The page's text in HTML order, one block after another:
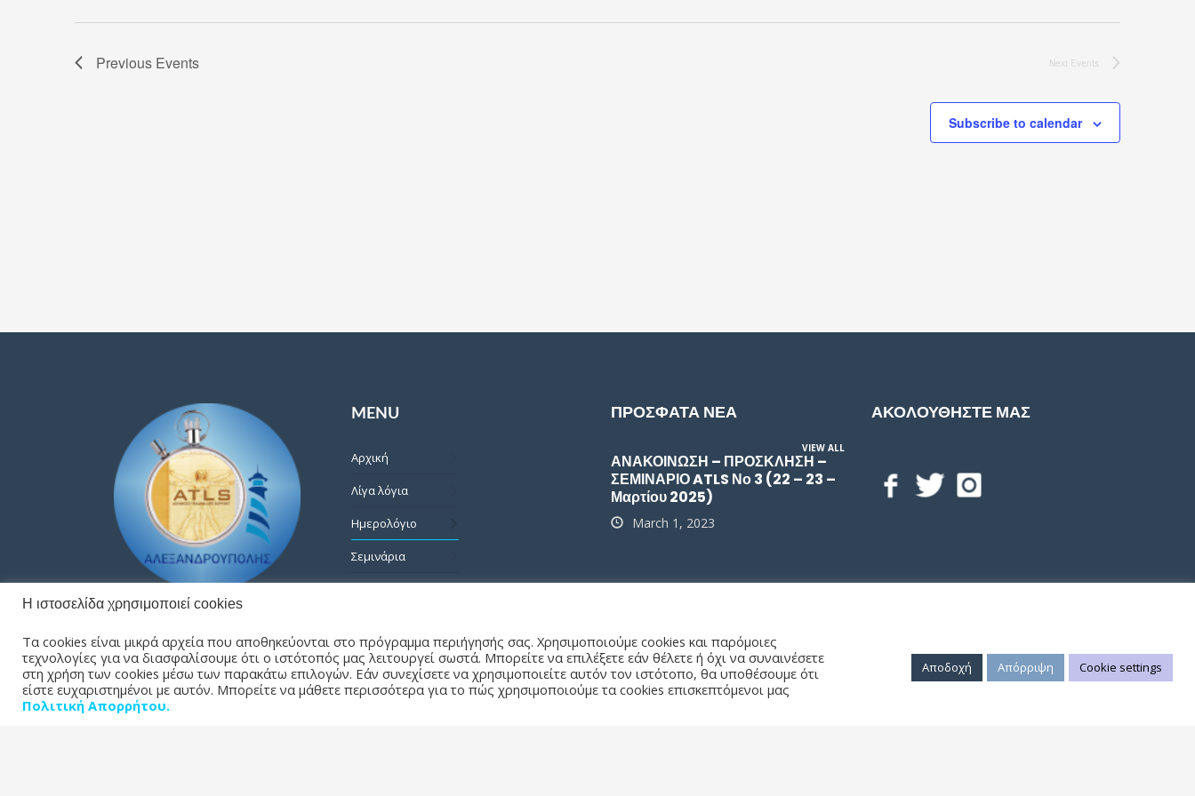
Previous Events Next Events
Subscribe to calendar
MENU
Αρχική
Λίγα λόγια
Ημερολόγιο
Σεμινάρια
ΠΡΟΣΦΑΤΑ ΝΕΑ
VIEW ALL
ΑΝΑΚΟΙΝΩΣΗ – ΠΡΟΣΚΛΗΣΗ –
ΣΕΜΙΝΑΡΙΟ ATLS Νο 3 (22 – 23 –
Μαρτίου 2025)
March 1, 2023
ΑΚΟΛΟΥΘΗΣΤΕ ΜΑΣ
© 2023 ATLS Alexandroupolis Rights Reserved | Design by virtualit.gr
Η ιστοσελίδα χρησιμοποιεί cookies
Τα cookies είναι μικρά αρχεία που αποθηκεύονται στο πρόγραμμα περιήγησής σας. Χρησιμοποιούμε cookies και παρόμοιες
τεχνολογίες για να διασφαλίσουμε ότι ο ιστότοπός μας λειτουργεί σωστά. Μπορείτε να επιλέξετε εάν θέλετε ή όχι να συναινέσετε
στη χρήση των cookies μέσω των παρακάτω επιλογών. Εάν συνεχίσετε να χρησιμοποιείτε αυτόν τον ιστότοπο, θα υποθέσουμε ότι
είστε ευχαριστημένοι με αυτόν. Μπορείτε να μάθετε περισσότερα για το πώς χρησιμοποιούμε τα cookies επισκεπτόμενοι μας
Πολιτική Απορρήτου.
Αποδοχή Απόρριψη Cookie settings